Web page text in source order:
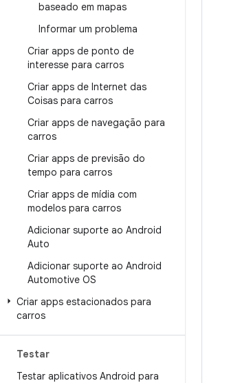
baseado em mapas
Informar um problema
Criar apps de ponto de
interesse para carros
Criar apps de Internet das
Coisas para carros
Criar apps de navegação para
carros
Criar apps de previsão do
tempo para carros
Criar apps de mídia com
modelos para carros
Adicionar suporte ao Android
Auto
Adicionar suporte ao Android
Automotive OS
Criar apps estacionados para
carros
Testar
Testar aplicativos Android para